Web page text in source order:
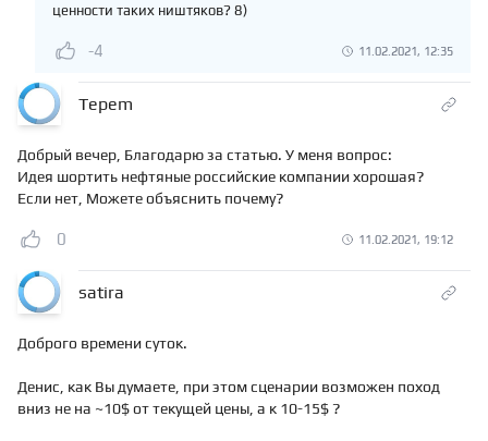
ценности таких ништяков? 8)
-4 11.02.2021, 12:35
Tepem
Добрый вечер, Благодарю за статью. У меня вопрос:
Идея шортить нефтяные российские компании хорошая?
Если нет, Можете объяснить почему?
0 11.02.2021, 19:12
satira
Доброго времени суток.
Денис, как Вы думаете, при этом сценарии возможен поход
вниз не на ~10$ от текущей цены, а к 10-15$ ?